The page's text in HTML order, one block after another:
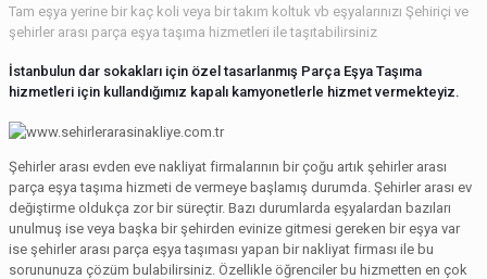
Tam eşya yerine bir kaç koli veya bir takım koltuk vb eşyalarınızı Şehiriçi ve
şehirler arası parça eşya taşıma hizmetleri ile taşıtabilirsiniz
İstanbulun dar sokakları için özel tasarlanmış Parça Eşya Taşıma
hizmetleri için kullandığımız kapalı kamyonetlerle hizmet vermekteyiz.
Şehirler arası evden eve nakliyat firmalarının bir çoğu artık şehirler arası
parça eşya taşıma hizmeti de vermeye başlamış durumda. Şehirler arası ev
değiştirme oldukça zor bir süreçtir. Bazı durumlarda eşyalardan bazıları
unulmuş ise veya başka bir şehirden evinize gitmesi gereken bir eşya var
ise şehirler arası parça eşya taşıması yapan bir nakliyat firması ile bu
sorununuza çözüm bulabilirsiniz. Özellikle öğrenciler bu hizmetten en çok